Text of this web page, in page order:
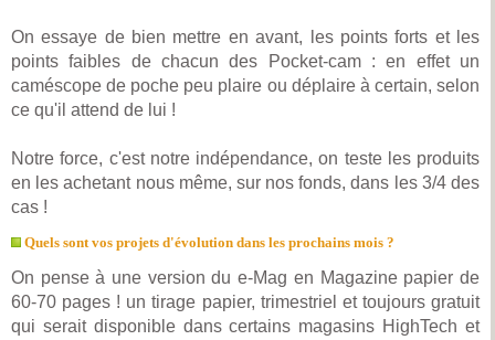
On essaye de bien mettre en avant, les points forts et les
points faibles de chacun des Pocket-cam : en effet un
caméscope de poche peu plaire ou déplaire à certain, selon
ce qu'il attend de lui !
Notre force, c'est notre indépendance, on teste les produits
en les achetant nous même, sur nos fonds, dans les 3/4 des
cas !
Quels sont vos projets d'évolution dans les prochains mois ?
On pense à une version du e-Mag en Magazine papier de
60-70 pages ! un tirage papier, trimestriel et toujours gratuit
qui serait disponible dans certains magasins HighTech et